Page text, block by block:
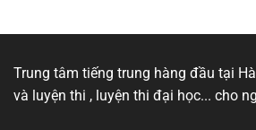
Trung tâm tiếng trung hàng đầu tại
và luyện thi , luyện thi đại học... cho